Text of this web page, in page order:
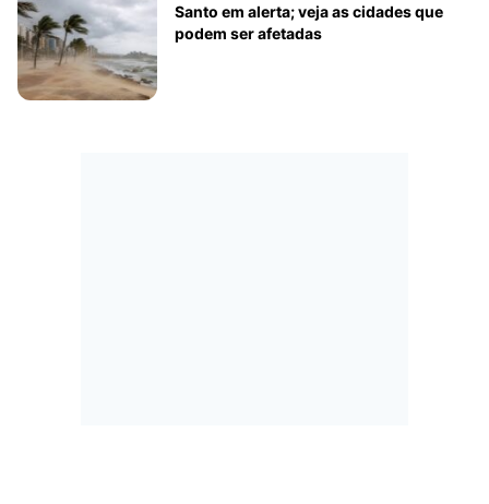
Santo em alerta; veja as cidades que
podem ser afetadas